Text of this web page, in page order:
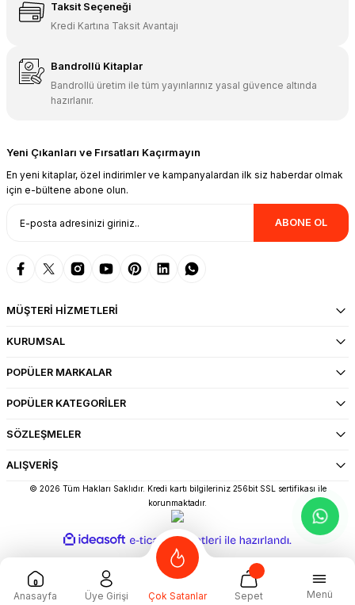
Sepete Ekle
Taksit Seçeneği
Kredi Kartına Taksit Avantajı
Bandrollü Kitaplar
Bandrollü üretim ile tüm yayınlarınız yasal güvence altında
hazırlanır.
Yeni Çıkanları ve Fırsatları Kaçırmayın
En yeni kitaplar, özel indirimler ve kampanyalardan ilk siz haberdar olmak
için e-bültene abone olun.
ABONE OL
MÜŞTERİ HİZMETLERİ
KURUMSAL
POPÜLER MARKALAR
POPÜLER KATEGORİLER
SÖZLEŞMELER
ALIŞVERİŞ
© 2026 Tüm Hakları Saklıdır. Kredi kartı bilgileriniz 256bit SSL sertifikası ile
korunmaktadır.
Anasayfa Üye Girişi Çok Satanlar Sepet Menü
ideasoft
e-
paketleri